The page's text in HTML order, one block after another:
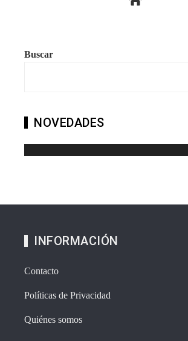
Buscar
NOVEDADES
INFORMACIÓN
Contacto
Políticas de Privacidad
Quiénes somos